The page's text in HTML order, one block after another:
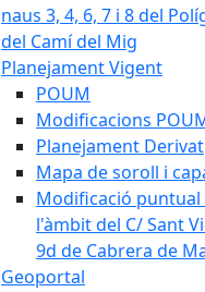
naus 3, 4, 6, 7 i 8 del
del Camí del Mig
Planejament Vigent
POUM
Modificacions
Planejament Derivat
Mapa de soroll i
Modificació puntual
l'àmbit del C/ Sant
9d de Cabrera de
Geoportal